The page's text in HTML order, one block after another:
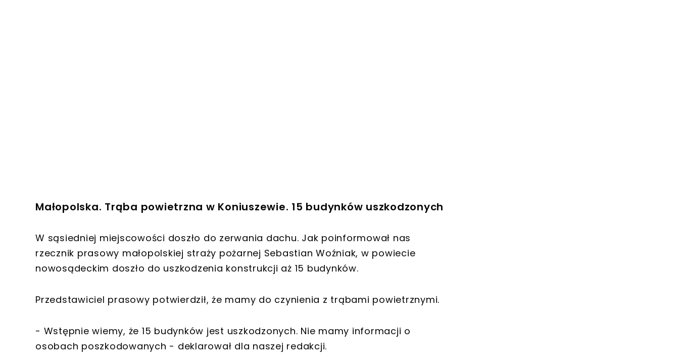
Małopolska. Trąba powietrzna w Koniuszewie. 15 budynków uszkodzonych
W sąsiedniej miejscowości doszło do zerwania dachu. Jak poinformował nas
rzecznik prasowy małopolskiej straży pożarnej Sebastian Woźniak, w powiecie
nowosądeckim doszło do uszkodzenia konstrukcji aż 15 budynków.
Przedstawiciel prasowy potwierdził, że mamy do czynienia z trąbami powietrznymi.
- Wstępnie wiemy, że 15 budynków jest uszkodzonych. Nie mamy informacji o
osobach poszkodowanych - deklarował dla naszej redakcji.